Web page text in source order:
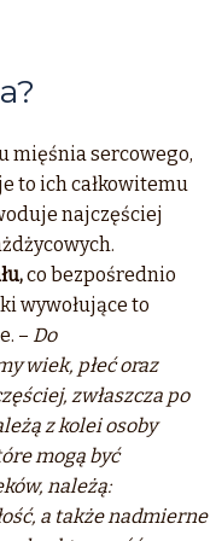
mięśnia sercowego,
to ich całkowitemu
najczęściej
co bezpośrednio
wywołujące to
– Do
wiek, płeć oraz
zwłaszcza po
z kolei osoby
mogą być
należą:
a także nadmierne